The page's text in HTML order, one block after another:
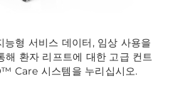
형 서비스 데이터, 임상 사용을
해 환자 리프트에 대한 고급 컨트
Care 시스템을 누리십시오.